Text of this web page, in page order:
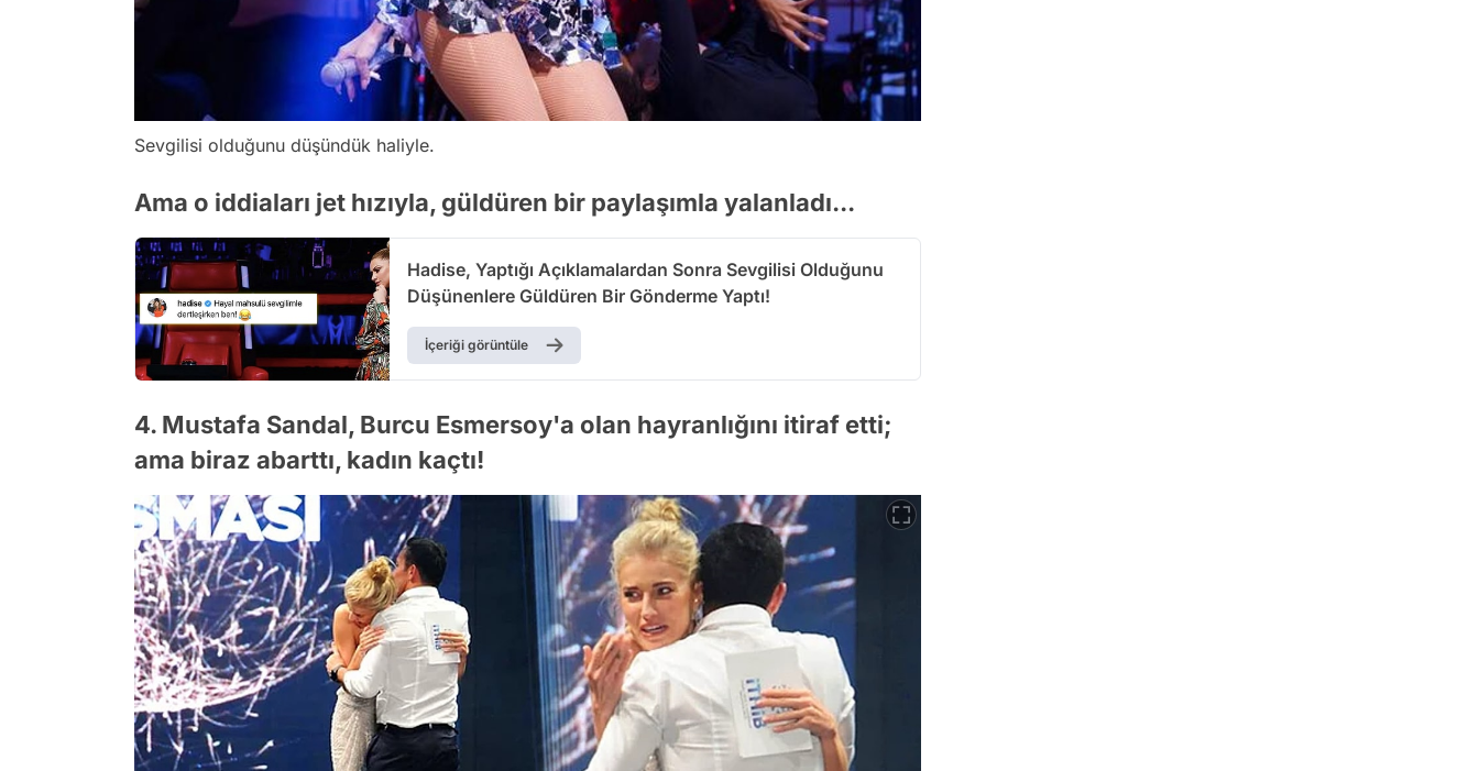
Sevgilisi olduğunu düşündük haliyle.
Ama o iddiaları jet hızıyla, güldüren bir paylaşımla yalanladı...
Hadise, Yaptığı Açıklamalardan Sonra Sevgilisi Olduğunu
Düşünenlere Güldüren Bir Gönderme Yaptı!
İçeriği görüntüle
4. Mustafa Sandal, Burcu Esmersoy'a olan hayranlığını itiraf etti;
ama biraz abarttı, kadın kaçtı!